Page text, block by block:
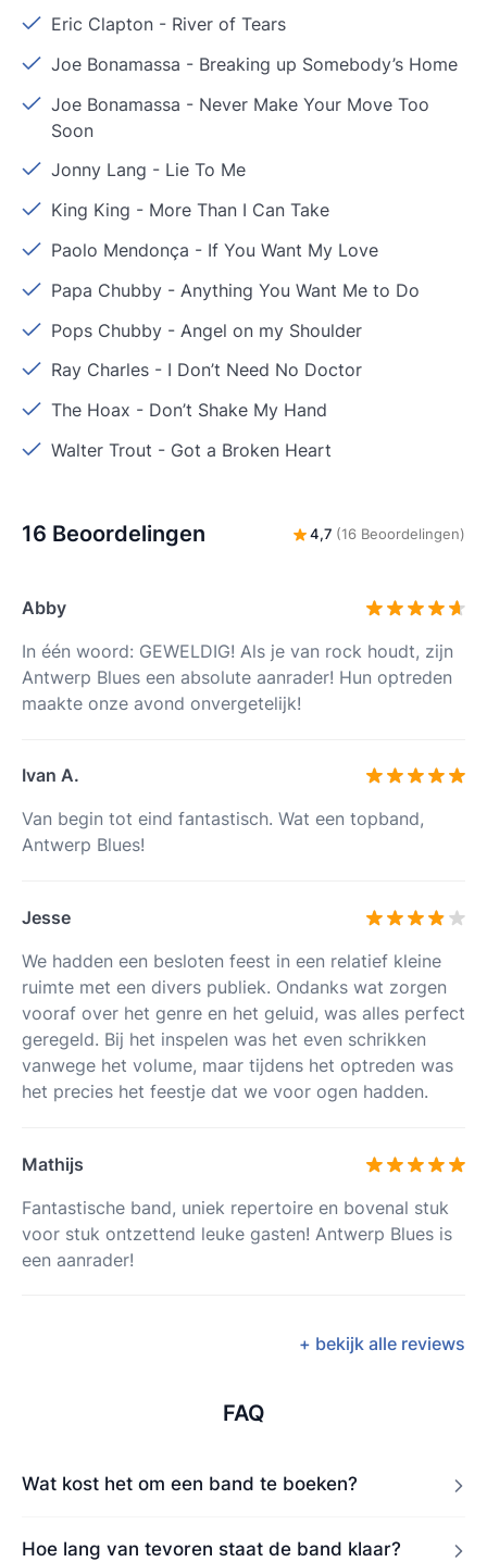
Eric Clapton - River of Tears
Joe Bonamassa - Breaking up Somebody’s Home
Joe Bonamassa - Never Make Your Move Too
Soon
Jonny Lang - Lie To Me
King King - More Than I Can Take
Paolo Mendonça - If You Want My Love
Papa Chubby - Anything You Want Me to Do
Pops Chubby - Angel on my Shoulder
Ray Charles - I Don’t Need No Doctor
The Hoax - Don’t Shake My Hand
Walter Trout - Got a Broken Heart
16 Beoordelingen 4,7 (16 Beoordelingen)
Abby
In één woord: GEWELDIG! Als je van rock houdt, zijn
Antwerp Blues een absolute aanrader! Hun optreden
maakte onze avond onvergetelijk!
Ivan A.
Van begin tot eind fantastisch. Wat een topband,
Antwerp Blues!
Jesse
We hadden een besloten feest in een relatief kleine
ruimte met een divers publiek. Ondanks wat zorgen
vooraf over het genre en het geluid, was alles perfect
geregeld. Bij het inspelen was het even schrikken
vanwege het volume, maar tijdens het optreden was
het precies het feestje dat we voor ogen hadden.
Mathijs
Fantastische band, uniek repertoire en bovenal stuk
voor stuk ontzettend leuke gasten! Antwerp Blues is
een aanrader!
+ bekijk alle reviews
FAQ
Wat kost het om een band te boeken?
Hoe lang van tevoren staat de band klaar?